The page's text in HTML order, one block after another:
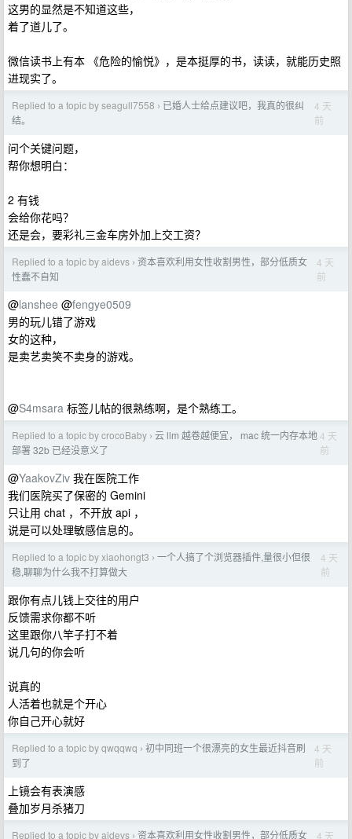
这男的显然是不知道这些，
着了道儿了。
微信读书上有本 《危险的愉悦》，是本挺厚的书，读读，就能历史照
进现实了。
Replied to a topic by seagull7558 › 已婚人士给点建议吧，我真的很纠
结。
4 天
前
问个关键问题，
帮你想明白：
2 有钱
会给你花吗？
还是会，要彩礼三金车房外加上交工资？
Replied to a topic by aidevs › 资本喜欢利用女性收割男性，部分低质女
性蠢不自知
4 天
前
@lanshee @fengye0509
男的玩儿错了游戏
女的这种，
是卖艺卖笑不卖身的游戏。
@S4msara 标签儿帖的很熟练啊，是个熟练工。
Replied to a topic by crocoBaby › 云 llm 越卷越便宜， mac 统一内存本地
部署 32b 已经没意义了
4 天
前
@YaakovZiv 我在医院工作
我们医院买了保密的 Gemini
只让用 chat ，不开放 api ，
说是可以处理敏感信息的。
Replied to a topic by xiaohongt3 › 一个人搞了个浏览器插件,量很小但很
稳,聊聊为什么我不打算做大
4 天
前
跟你有点儿钱上交往的用户
反馈需求你都不听
这里跟你八竿子打不着
说几句的你会听
说真的
人活着也就是个开心
你自己开心就好
Replied to a topic by qwqqwq › 初中同班一个很漂亮的女生最近抖音刷
到了
4 天
前
上镜会有表演感
叠加岁月杀猪刀
Replied to a topic by aidevs › 资本喜欢利用女性收割男性，部分低质女 4 天